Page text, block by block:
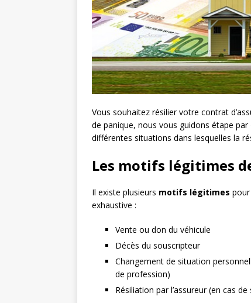
Vous souhaitez résilier votre contrat
de panique, nous vous guidons étape
différentes situations dans lesquelles la
Les motifs légitimes
Il existe plusieurs motifs légitimes
exhaustive :
Vente ou don du véhicule
Décès du souscripteur
Changement de situation
de profession)
Résiliation par l’assureur (en cas